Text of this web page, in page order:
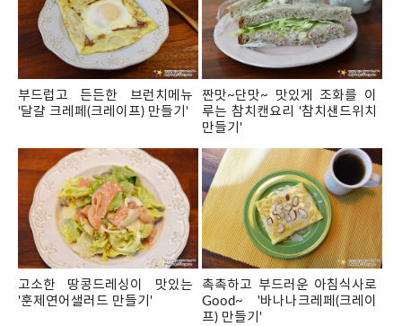
부드럽고 든든한 브런치메뉴
'달걀 크레페(크레이프) 만들기'
짠맛~단맛~ 맛있게 조화를 이
루는 참치캔요리 '참치샌드위치
만들기'
고소한 땅콩드레싱이 맛있는
'훈제연어샐러드 만들기'
촉촉하고 부드러운 아침식사로
Good~ '바나나크레페(크레이
프) 만들기'